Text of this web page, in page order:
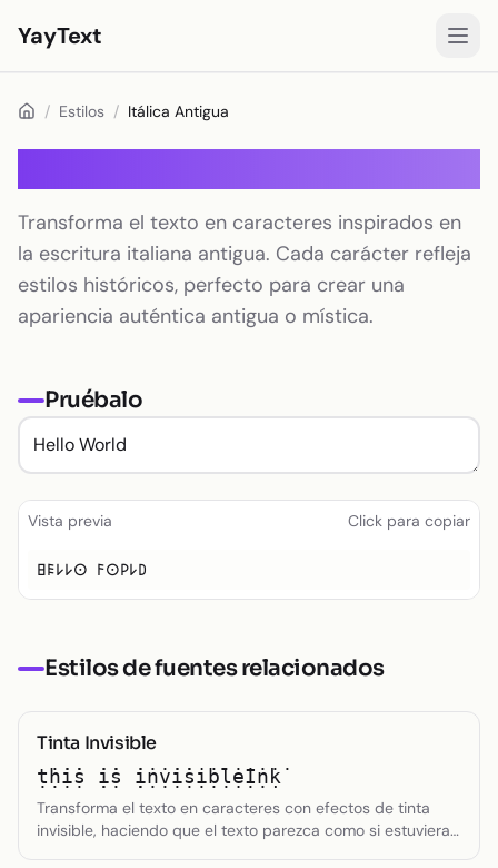
YayText
Estilos
Jugar🚀
Fuentes para Instagram
Fuentes para Facebook
Fuentes para TikTok
Fuentes para Twitter/X
Texto cursivo
Texto estético
Texto pequeño
Toggle theme
/ Estilos / Itálica Antigua
Transforma el texto en caracteres inspirados en
la escritura italiana antigua. Cada carácter refleja
estilos históricos, perfecto para crear una
apariencia auténtica antigua o mística.
Pruébalo
Vista previa Click para copiar
𐌇𐌄𐌋𐌋𐌏 𐌅𐌏𐌓𐌋𐌃
Estilos de fuentes relacionados
Tinta Invisible
ṭ̇ḥ̇ị̇ṩ ̣̇ị̇ṩ ̣̇ị̇ṇ̇ṿ̇ị̇ṩị̇ḅ̇ḷ̇ẹ̇Ị̇ṇ̇ḳ̇
Transforma el texto en caracteres con efectos de tinta
invisible, haciendo que el texto parezca como si estuviera